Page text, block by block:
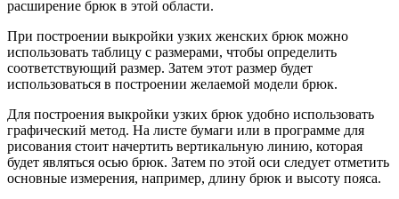
расширение брюк в этой области.
При построении выкройки узких женских брюк можно
использовать таблицу с размерами, чтобы определить
соответствующий размер. Затем этот размер будет
использоваться в построении желаемой модели брюк.
Для построения выкройки узких брюк удобно использовать
графический метод. На листе бумаги или в программе для
рисования стоит начертить вертикальную линию, которая
будет являться осью брюк. Затем по этой оси следует отметить
основные измерения, например, длину брюк и высоту пояса.